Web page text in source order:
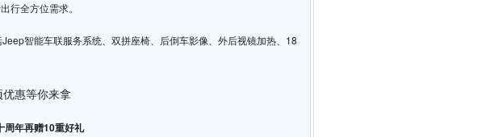
行全方位需求。
智能车联服务系统、双拼座椅、后倒车影像、外后视镜加热、18
周年再赠10重好礼